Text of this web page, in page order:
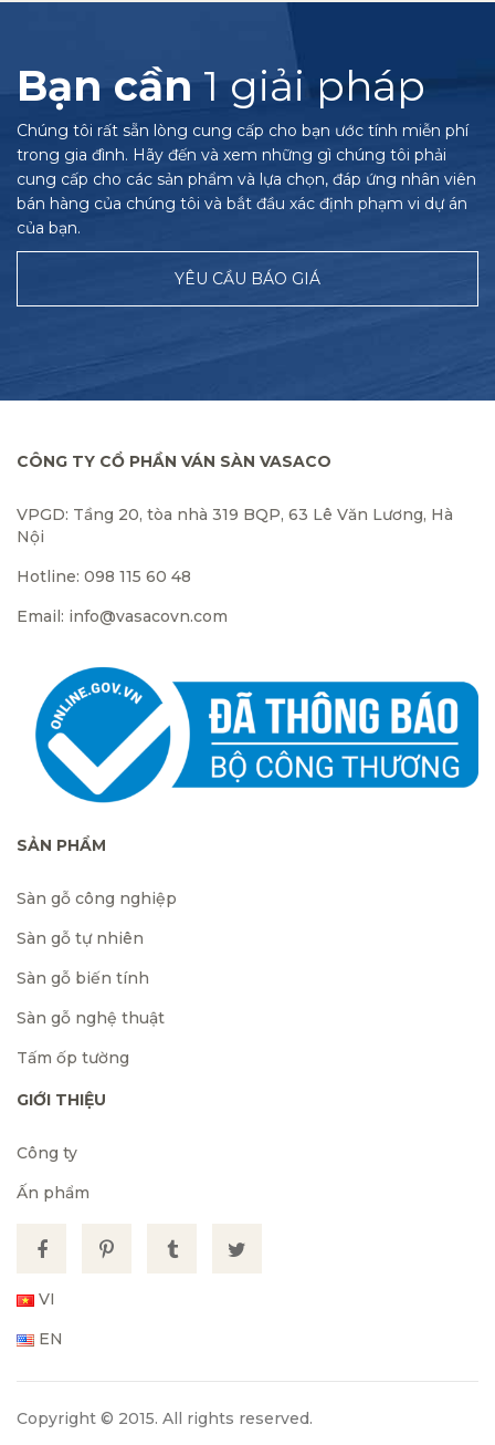
Bạn cần 1 giải pháp
Chúng tôi rất sẵn lòng cung cấp cho bạn ước tính miễn phí
trong gia đình. Hãy đến và xem những gì chúng tôi phải
cung cấp cho các sản phẩm và lựa chọn, đáp ứng nhân viên
bán hàng của chúng tôi và bắt đầu xác định phạm vi dự án
của bạn.
YÊU CẦU BÁO GIÁ
CÔNG TY CỔ PHẦN VÁN SÀN VASACO
VPGD: Tầng 20, tòa nhà 319 BQP, 63 Lê Văn Lương, Hà
Nội
Hotline: 098 115 60 48
Email: info@vasacovn.com
SẢN PHẨM
Sàn gỗ công nghiệp
Sàn gỗ tự nhiên
Sàn gỗ biến tính
Sàn gỗ nghệ thuật
Tấm ốp tường
GIỚI THIỆU
Công ty
Ấn phẩm
VI
EN
Copyright © 2015. All rights reserved.